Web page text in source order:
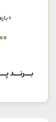
«
بــرنــد